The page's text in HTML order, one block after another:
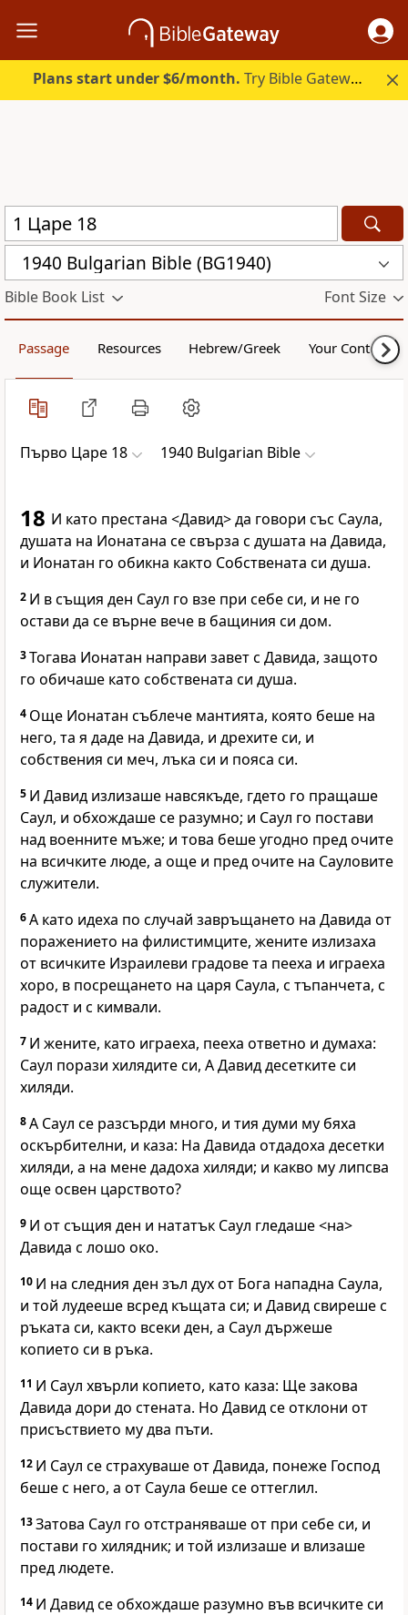
Plans start under $6/month. Try Bible Gateway Plus.
1940 Bulgarian Bible (BG1940)
Bible Book List Font Size
Passage Resources Hebrew/Greek Your Content
Първо Царе 18 1940 Bulgarian Bible
18 И като престана <Давид> да говори със Саула,
душата на Ионатана се свърза с душата на Давида,
и Ионатан го обикна както Собствената си душа.
2 И в същия ден Саул го взе при себе си, и не го
остави да се върне вече в бащиния си дом.
3Тогава Ионатан направи завет с Давида, защото
го обичаше като собствената си душа.
4 Още Ионатан съблече мантията, която беше на
него, та я даде на Давида, и дрехите си, и
собствения си меч, лъка си и пояса си.
5 И Давид излизаше навсякъде, гдето го пращаше
Саул, и обхождаше се разумно; и Саул го постави
над военните мъже; и това беше угодно пред очите
на всичките люде, а още и пред очите на Сауловите
служители.
6А като идеха по случай завръщането на Давида от
поражението на филистимците, жените излизаха
от всичките Израилеви градове та пееха и играеха
хоро, в посрещането на царя Саула, с тъпанчета, с
радост и с кимвали.
7 И жените, като играеха, пееха ответно и думаха:
Саул порази хилядите си, А Давид десетките си
хиляди.
8А Саул се разсърди много, и тия думи му бяха
оскърбителни, и каза: На Давида отдадоха десетки
хиляди, а на мене дадоха хиляди; и какво му липсва
още освен царството?
9 И от същия ден и нататък Саул гледаше <на>
Давида с лошо око.
10 И на следния ден зъл дух от Бога нападна Саула,
и той лудееше всред къщата си; и Давид свиреше с
ръката си, както всеки ден, а Саул държеше
копието си в ръка.
11 И Саул хвърли копието, като каза: Ще закова
Давида дори до стената. Но Давид се отклони от
присъствието му два пъти.
12 И Саул се страхуваше от Давида, понеже Господ
беше с него, а от Саула беше се оттеглил.
13Затова Саул го отстраняваше от при себе си, и
постави го хилядник; и той излизаше и влизаше
пред людете.
14 И Давид се обхождаше разумно във всичките си